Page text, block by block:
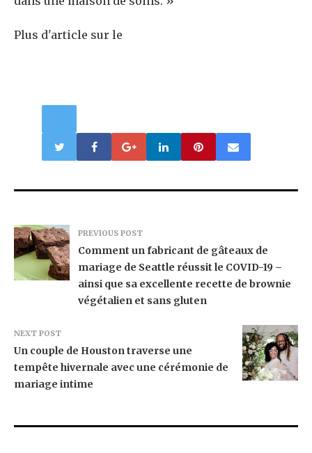
Plus d'article sur le
PREVIOUS POST
Comment un fabricant de gâteaux de
mariage de Seattle réussit le COVID-19 –
ainsi que sa excellente recette de brownie
végétalien et sans gluten
NEXT POST
Un couple de Houston traverse une
tempête hivernale avec une cérémonie de
mariage intime